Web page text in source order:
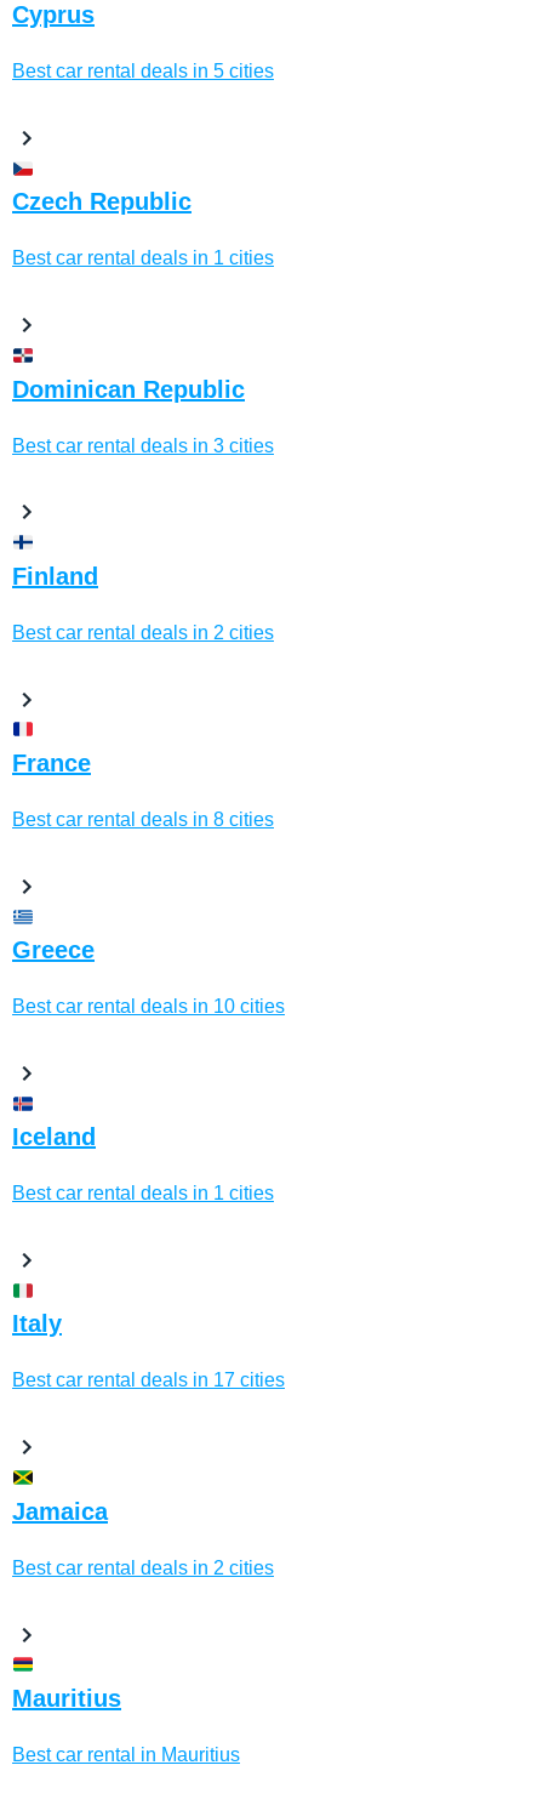
Cyprus
Best car rental deals in 5 cities
Czech Republic
Best car rental deals in 1 cities
Dominican Republic
Best car rental deals in 3 cities
Finland
Best car rental deals in 2 cities
France
Best car rental deals in 8 cities
Greece
Best car rental deals in 10 cities
Iceland
Best car rental deals in 1 cities
Italy
Best car rental deals in 17 cities
Jamaica
Best car rental deals in 2 cities
Mauritius
Best car rental in Mauritius